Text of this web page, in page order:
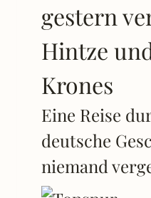
gestern
Hintze
Krones
Eine Reise
deutsche
niemand